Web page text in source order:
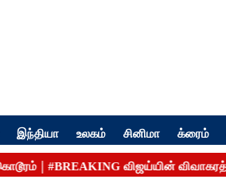
இந்தியா உலகம் சினிமா க்ரைம்